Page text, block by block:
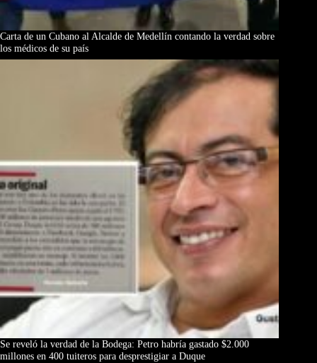
Carta de un Cubano al Alcalde de Medellín contando la verdad sobre
los médicos de su país
Se reveló la verdad de la Bodega: Petro habría gastado $2.000
millones en 400 tuiteros para desprestigiar a Duque